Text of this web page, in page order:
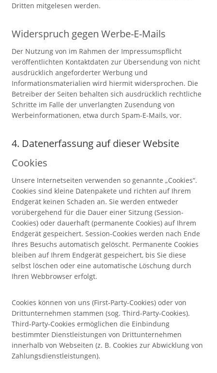
Dritten mitgelesen werden.
Widerspruch gegen Werbe-E-Mails
Der Nutzung von im Rahmen der Impressumspflicht
veröffentlichten Kontaktdaten zur Übersendung von nicht
ausdrücklich angeforderter Werbung und
Informationsmaterialien wird hiermit widersprochen. Die
Betreiber der Seiten behalten sich ausdrücklich rechtliche
Schritte im Falle der unverlangten Zusendung von
Werbeinformationen, etwa durch Spam-E-Mails, vor.
4. Datenerfassung auf dieser Website
Cookies
Unsere Internetseiten verwenden so genannte „Cookies“.
Cookies sind kleine Datenpakete und richten auf Ihrem
Endgerät keinen Schaden an. Sie werden entweder
vorübergehend für die Dauer einer Sitzung (Session-
Cookies) oder dauerhaft (permanente Cookies) auf Ihrem
Endgerät gespeichert. Session-Cookies werden nach Ende
Ihres Besuchs automatisch gelöscht. Permanente Cookies
bleiben auf Ihrem Endgerät gespeichert, bis Sie diese
selbst löschen oder eine automatische Löschung durch
Ihren Webbrowser erfolgt.
Cookies können von uns (First-Party-Cookies) oder von
Drittunternehmen stammen (sog. Third-Party-Cookies).
Third-Party-Cookies ermöglichen die Einbindung
bestimmter Dienstleistungen von Drittunternehmen
innerhalb von Webseiten (z. B. Cookies zur Abwicklung von
Zahlungsdienstleistungen).